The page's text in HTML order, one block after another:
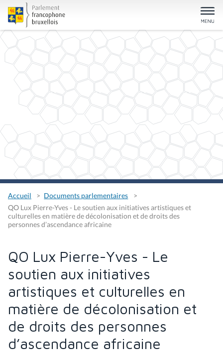
Accueil
Documents parlementaires
QO Lux Pierre-Yves - Le soutien aux initiatives artistiques et
culturelles en matière de décolonisation et de droits des
personnes d’ascendance africaine
QO Lux Pierre-Yves - Le
soutien aux initiatives
artistiques et culturelles en
matière de décolonisation et
de droits des personnes
d’ascendance africaine